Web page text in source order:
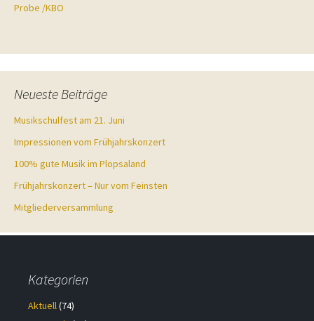
Probe /KBO
Neueste Beiträge
Musikschulfest am 21. Juni
Impressionen vom Frühjahrskonzert
100% gute Musik im Plopsaland
Frühjahrskonzert – Nur vom Feinsten
Mitgliederversammlung
Kategorien
Aktuell(74)